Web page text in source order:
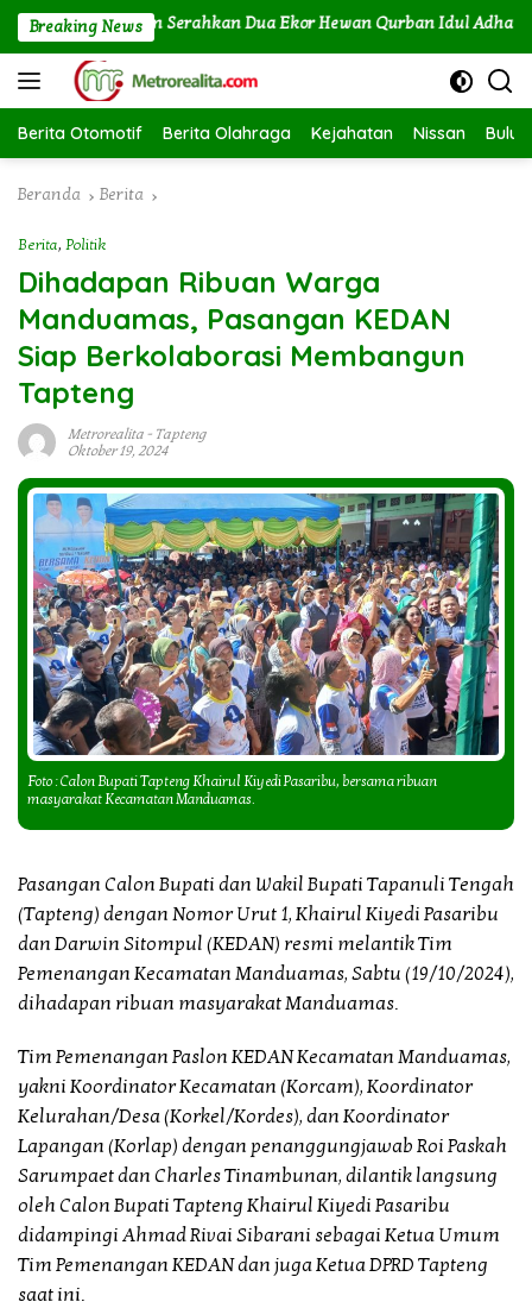
Langsung
Breaking News
Angin Serahkan Dua Ekor Hewan Qurban Idul Adha 1447H/
Berita Otomotif Berita Olahraga Kejahatan Nissan
Beranda Berita
Berita, Politik
Dihadapan Ribuan Warga
Manduamas, Pasangan KEDAN
Siap Berkolaborasi Membangun
Tapteng
Metrorealita - Tapteng
Oktober 19, 2024
Foto : Calon Bupati Tapteng Khairul Kiyedi Pasaribu, bersama ribuan
masyarakat Kecamatan Manduamas.
Pasangan Calon Bupati dan Wakil Bupati Tapanuli Tengah
(Tapteng) dengan Nomor Urut 1, Khairul Kiyedi Pasaribu
dan Darwin Sitompul (KEDAN) resmi melantik Tim
Pemenangan Kecamatan Manduamas, Sabtu (19/10/2024),
dihadapan ribuan masyarakat Manduamas.
Tim Pemenangan Paslon KEDAN Kecamatan Manduamas,
yakni Koordinator Kecamatan (Korcam), Koordinator
Kelurahan/Desa (Korkel/Kordes), dan Koordinator
Lapangan (Korlap) dengan penanggungjawab Roi Paskah
Sarumpaet dan Charles Tinambunan, dilantik langsung
oleh Calon Bupati Tapteng Khairul Kiyedi Pasaribu
didampingi Ahmad Rivai Sibarani sebagai Ketua Umum
Tim Pemenangan KEDAN dan juga Ketua DPRD Tapteng
saat ini.